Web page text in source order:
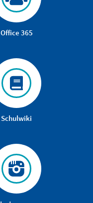
Office 365
Schulwiki